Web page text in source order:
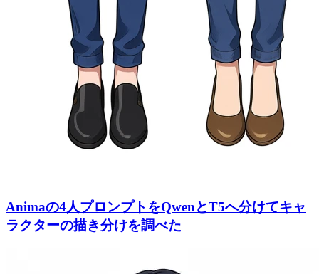
Animaの4人プロンプトをQwenとT5へ分けてキャ
ラクターの描き分けを調べた